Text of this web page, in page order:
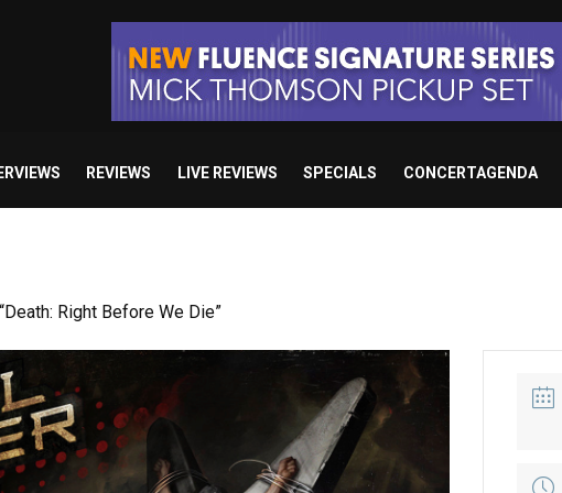
REVIEWS LIVE REVIEWS SPECIALS CONCERTAGENDA
Right Before We Die”